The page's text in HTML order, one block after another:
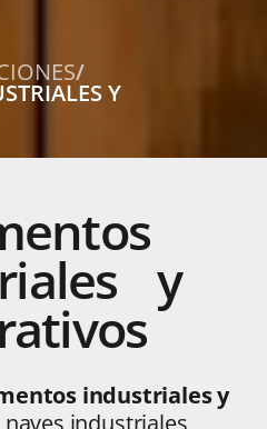
/
Y
y
industriales y